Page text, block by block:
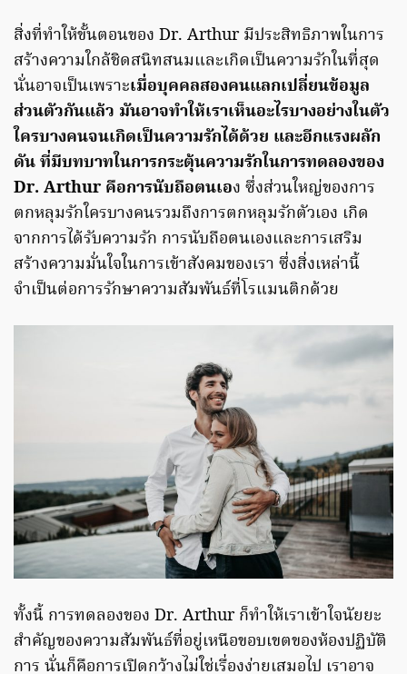
สิ่งที่ทำให้ขั้นตอนของ Dr. Arthur มีประสิทธิภาพในการ
สร้างความใกล้ชิดสนิทสนมและเกิดเป็นความรักในที่สุด
นั่นอาจเป็นเพราะเมื่อบุคคลสองคนแลกเปลี่ยนข้อมูล
ส่วนตัวกันแล้ว มันอาจทำให้เราเห็นอะไรบางอย่างในตัว
ใครบางคนจนเกิดเป็นความรักได้ด้วย และอีกแรงผลัก
ดัน ที่มีบทบาทในการกระตุ้นความรักในการทดลองของ
Dr. Arthur คือการนับถือตนเอง ซึ่งส่วนใหญ่ของการ
ตกหลุมรักใครบางคนรวมถึงการตกหลุมรักตัวเอง เกิด
จากการได้รับความรัก การนับถือตนเองและการเสริม
สร้างความมั่นใจในการเข้าสังคมของเรา ซึ่งสิ่งเหล่านี้
จำเป็นต่อการรักษาความสัมพันธ์ที่โรแมนติกด้วย
ทั้งนี้ การทดลองของ Dr. Arthur ก็ทำให้เราเข้าใจนัยยะ
สำคัญของความสัมพันธ์ที่อยู่เหนือขอบเขตของห้องปฏิบัติ
การ นั่นก็คือการเปิดกว้างไม่ใช่เรื่องง่ายเสมอไป เราอาจ